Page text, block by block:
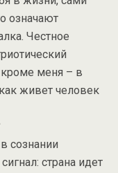
означают
Честное
кроме меня – в
живет человек
сознании
страна идет